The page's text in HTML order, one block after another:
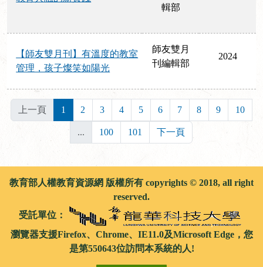
輯部
【師友雙月刊】有溫度的教室
管理，孩子燦笑如陽光
師友雙月
刊編輯部
2024
上一頁 1 2 3 4 5 6 7 8 9 10
... 100 101 下一頁
教育部人權教育資源網 版權所有 copyrights © 2018, all right
reserved.
受託單位：
瀏覽器支援Firefox、Chrome、IE11.0及Microsoft Edge，您
是第550643位訪問本系統的人!